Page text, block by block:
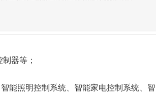
器等；
能照明控制系统、智能家电控制系统、智